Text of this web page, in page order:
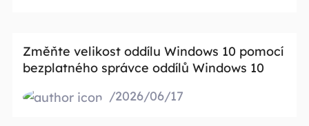
Změňte velikost oddílu Windows 10 pomocí
bezplatného správce oddílů Windows 10
/2026/06/17